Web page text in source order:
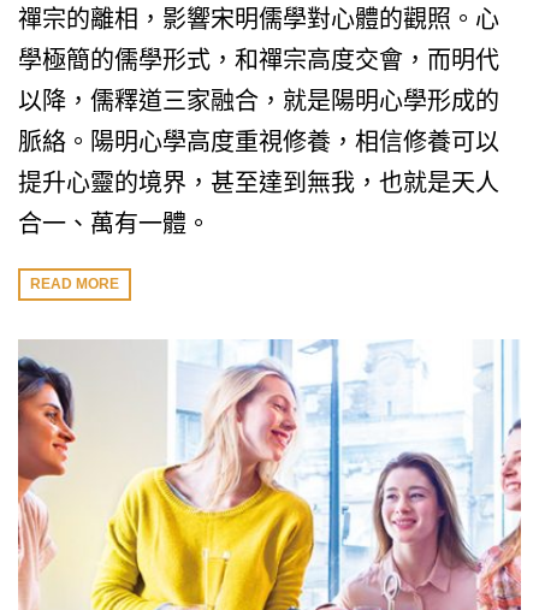
禪宗的離相，影響宋明儒學對心體的觀照。心
學極簡的儒學形式，和禪宗高度交會，而明代
以降，儒釋道三家融合，就是陽明心學形成的
脈絡。陽明心學高度重視修養，相信修養可以
提升心靈的境界，甚至達到無我，也就是天人
合一、萬有一體。
READ MORE